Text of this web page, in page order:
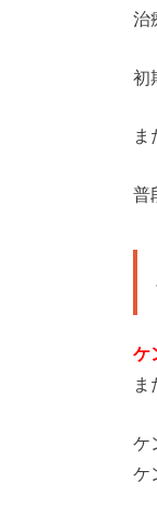
治
初
ま
普
ケ
ま
ケ
ケ